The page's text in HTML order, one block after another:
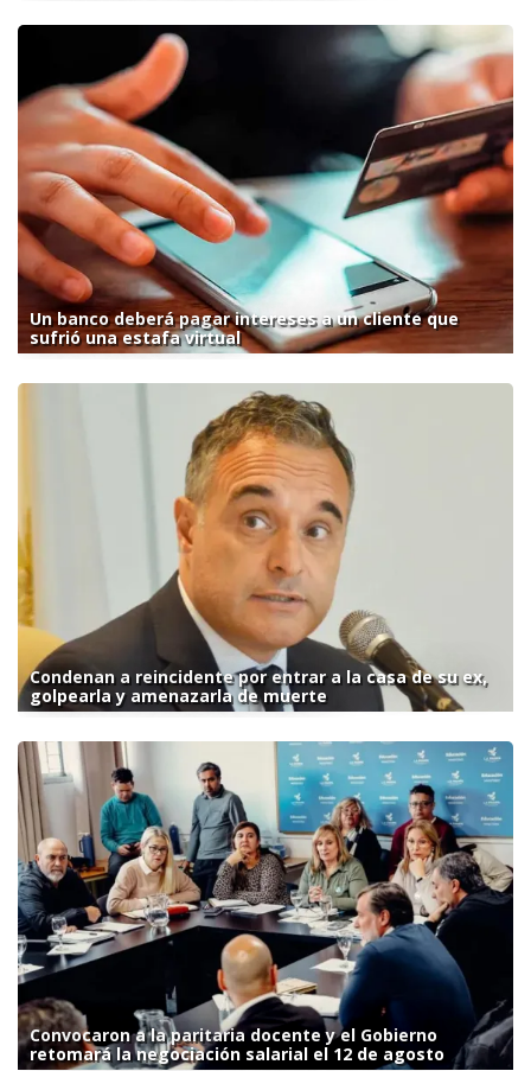
Un banco deberá pagar intereses a un cliente que
sufrió una estafa virtual
Condenan a reincidente por entrar a la casa de su ex,
golpearla y amenazarla de muerte
Convocaron a la paritaria docente y el Gobierno
retomará la negociación salarial el 12 de agosto